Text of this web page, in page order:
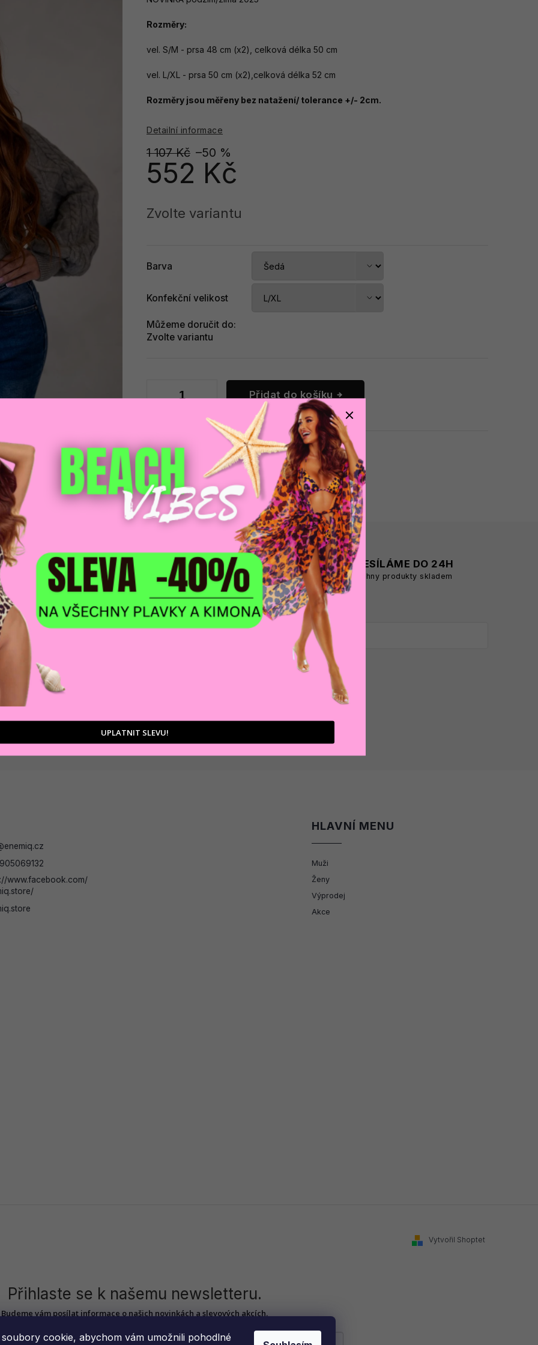
cookie, abychom vám umožnili pohodlné
1 107 Kč –50 %
552 Kč
cena:
Zvolte variantu
Barva
Konfekční velikost
Můžeme doručit do:
Zvolte variantu
Přidat do košíku
Rozměry:
vel. S/M - prsa 48 cm (x2), celková délka 50 cm
vel. L/XL - prsa 50 cm (x2),celková délka 52 cm
Rozměry jsou měřeny bez natažení/ tolerance +/- 2cm.
Detailní informace
Zeptat se
VÁM
produktů
DOPRAVA ZDARMA
na adresu nebo pobočku
Zásilkovny
ODESÍLÁME DO 24H
všechny produkty skladem
enemiq.cz
www.facebook.com/
HLAVNÍ MENU
Muži
Ženy
Výprodej
Akce
Vytvořil Shoptet
Přihlaste se k našemu newsletteru.
Budeme vám posílat informace o našich novinkách a slevových akcích.
UPLATNIT SLEVU!